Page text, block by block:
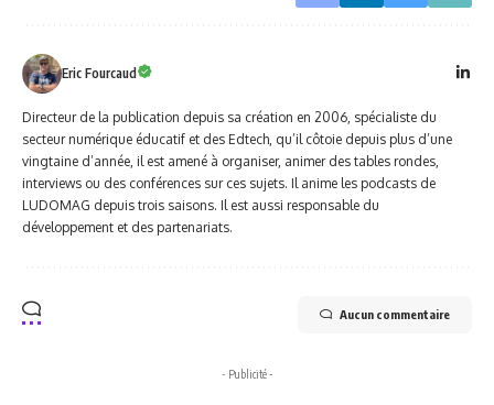
Eric Fourcaud
Directeur de la publication depuis sa création en 2006, spécialiste du
secteur numérique éducatif et des Edtech, qu’il côtoie depuis plus d’une
vingtaine d’année, il est amené à organiser, animer des tables rondes,
interviews ou des conférences sur ces sujets. Il anime les podcasts de
LUDOMAG depuis trois saisons. Il est aussi responsable du
développement et des partenariats.
Aucun commentaire
- Publicité -